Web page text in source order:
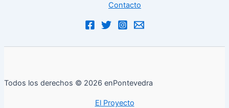
Contacto
Todos los derechos © 2026 enPontevedra
El Proyecto